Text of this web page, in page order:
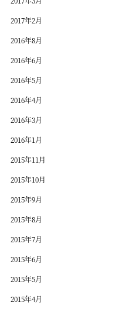
2017年2月
2016年8月
2016年6月
2016年5月
2016年4月
2016年3月
2016年1月
2015年11月
2015年10月
2015年9月
2015年8月
2015年7月
2015年6月
2015年5月
2015年4月